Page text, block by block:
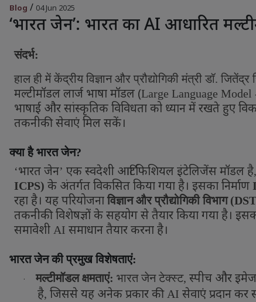
Blog / 04 Jun 2025
‘भारत जेन’: भारत का AI आधारित
संदर्भ:
हाल ही में केंद्रीय विज्ञान और प्रौद्योगिकी मंत्री डॉ. जितेंद्र
मल्टीमॉडल लार्ज भाषा मॉडल (Large Language
भाषाई और सांस्कृतिक विविधता को ध्यान में रखते हुए
तकनीकी सेवाएं मिल सकें।
क्या है भारत जेन?
‘भारत जेन’ एक स्वदेशी आर्टिफिशियल इंटेलिजेंस मॉडल है,
ICPS) के अंतर्गत विकसित किया गया है। इसका निर्माण
रहा है। यह परियोजना विज्ञान और प्रौद्योगिकी विभाग (
तकनीकी विशेषज्ञों के सहयोग से तैयार किया गया है।
समावेशी AI समाधान तैयार करना है।
भारत जेन की प्रमुख विशेषताएं:
· मल्टीमॉडल क्षमताएं: भारत जेन टेक्स्ट, स्पीच और
है, जिससे यह अनेक प्रकार की AI सेवाएं प्रदान कर